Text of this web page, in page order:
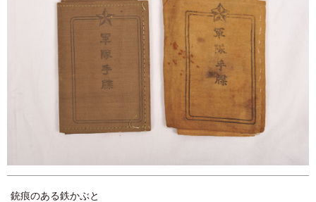
銃痕のある鉄かぶと